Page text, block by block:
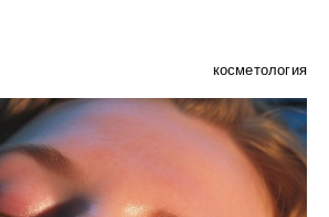
косметология